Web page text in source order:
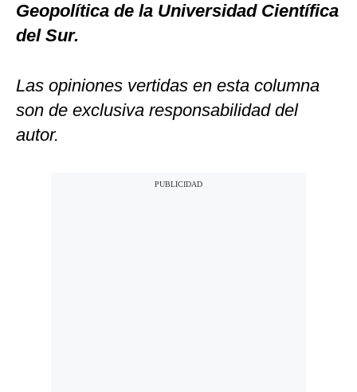
Geopolítica de la Universidad Científica
del Sur.
Las opiniones vertidas en esta columna
son de exclusiva responsabilidad del
autor.